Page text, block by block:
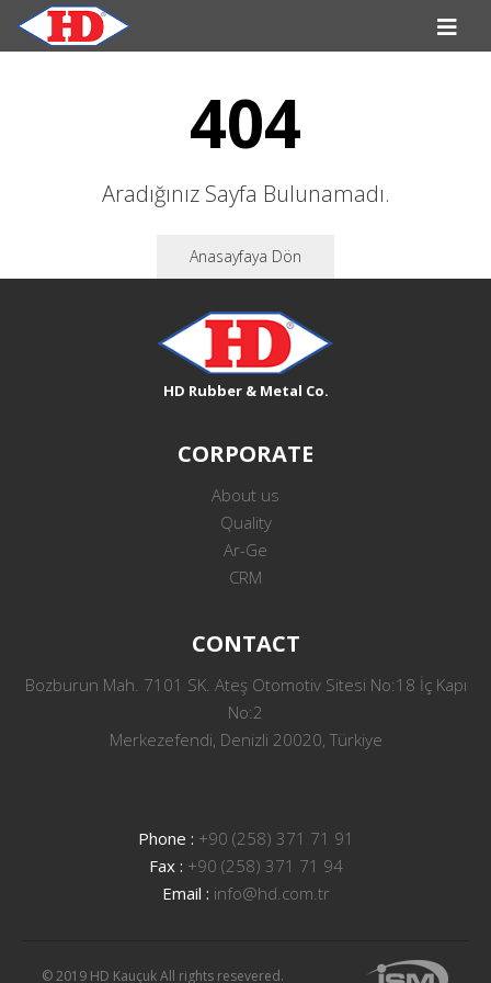
404
Aradığınız Sayfa Bulunamadı.
Anasayfaya Dön
HD Rubber & Metal Co.
CORPORATE
About us
Quality
Ar-Ge
CRM
CONTACT
Bozburun Mah. 7101 SK. Ateş Otomotiv Sitesi No:18 İç Kapı
No:2
Merkezefendi, Denizli 20020, Türkiye
Phone : +90 (258) 371 71 91
Fax : +90 (258) 371 71 94
Email : info@hd.com.tr
© 2019 HD Kauçuk All rights resevered.